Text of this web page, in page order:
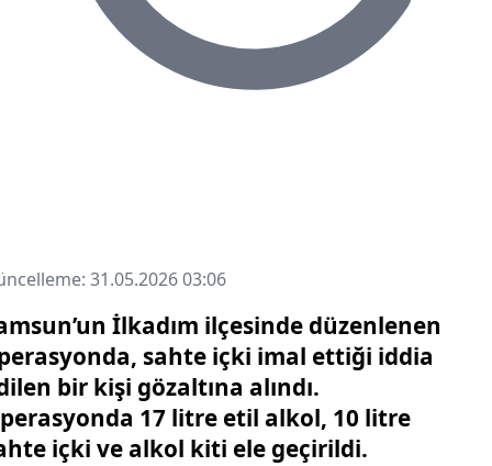
31.05.2026 03:06
İlkadım ilçesinde düzenlenen
sahte içki imal ettiği iddia
bir kişi gözaltına alındı.
17 litre etil alkol, 10 litre
içki ve alkol kiti ele geçirildi.